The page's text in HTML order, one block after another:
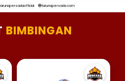
tarunapersada.com
BIMBINGAN